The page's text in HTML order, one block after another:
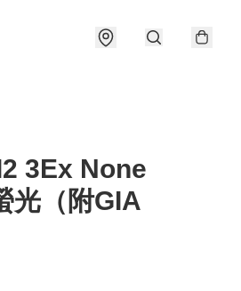
3Ex None
光（附GIA